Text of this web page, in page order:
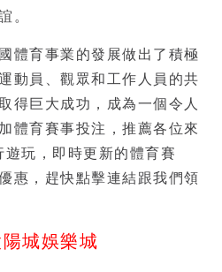
。
體育事業的發展做出了積極
動員、觀眾和工作人員的共
得巨大成功，成為一個令人
體育賽事投注 ，推薦各位來
玩，即時更新的體育賽
惠，趕快點擊連結跟我們領
城娛樂城